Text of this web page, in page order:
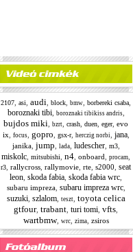
2107 asi audi block bmw borbereki csaba
boroznaki tibi, boroznaki tibikiss andris,
bujdos miki bzrt crash duen eger, evo
ix
focus, gopro gsx-r, herczig norbi jana,
janika, jump lada, ludescher, m3,
miskolc mitsubishi n4 onboard procam
r3 rallycross rallymovie rte s2000 seat
leon skoda fabia skoda fabia wrc
subaru impreza, subaru impreza wrc,
suzuki, szlalom, teszt, toyota celica
gtfour, trabant turi tomi vfts
wartbmw, wrc, zima, zsiros